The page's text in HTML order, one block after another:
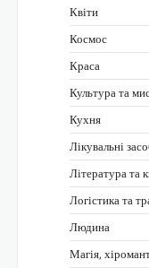
Квіти
Космос
Краса
Культура та
Кухня
Лікувальні
Література та
Логістика та
Людина
Магія,